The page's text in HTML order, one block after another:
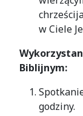
w Ciele
Biblijnym:
godziny.